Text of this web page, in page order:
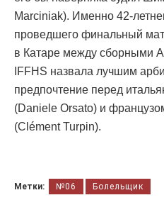
Marciniak). Именно 42-
проведшего финальный
в Катаре между сборными
IFFHS назвала лучшим
предпочтение перед
(Daniele Orsato) и
(Clément Turpin).
Метки: №06 Болельщик